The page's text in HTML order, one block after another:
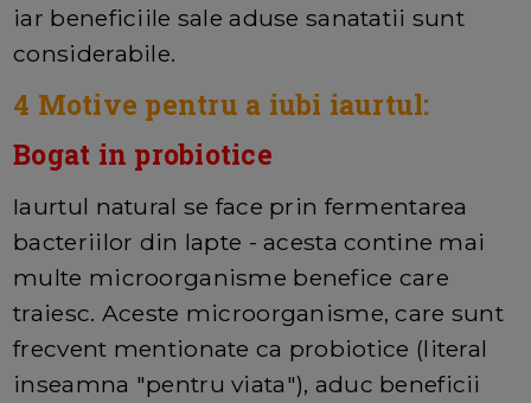
iar beneficiile sale aduse sanatatii sunt
considerabile.
4 Motive pentru a iubi iaurtul:
Bogat in probiotice
Iaurtul natural se face prin fermentarea
bacteriilor din lapte - acesta contine mai
multe microorganisme benefice care
traiesc. Aceste microorganisme, care sunt
frecvent mentionate ca probiotice (literal
inseamna "pentru viata"), aduc beneficii